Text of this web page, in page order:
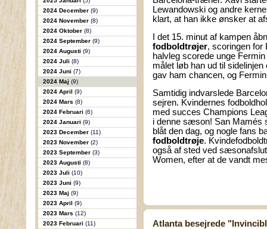
2024 December (9)
2024 November (8)
2024 Oktober (8)
2024 September (9)
2024 Augusti (9)
2024 Juli (8)
2024 Juni (7)
2024 Maj (9)
2024 April (9)
2024 Mars (8)
2024 Februari (6)
2024 Januari (9)
2023 December (11)
2023 November (2)
2023 September (3)
2023 Augusti (8)
2023 Juli (10)
2023 Juni (9)
2023 Maj (9)
2023 April (9)
2023 Mars (12)
2023 Februari (11)
Lewandowski og andre
klart, at han ikke ønsker at
I det 15. minut af kampen
fodboldtrøjer, scoringen for
halvleg scorede unge
målet løb han ud til
gav ham chancen, og
Samtidig indvarslede
sejren. Kvindernes
med succes Champions
i denne sæson! San
blåt den dag, og nogle fans
fodboldtrøje.
også af sted ved
Women, efter at de vandt
Atlanta besejrede